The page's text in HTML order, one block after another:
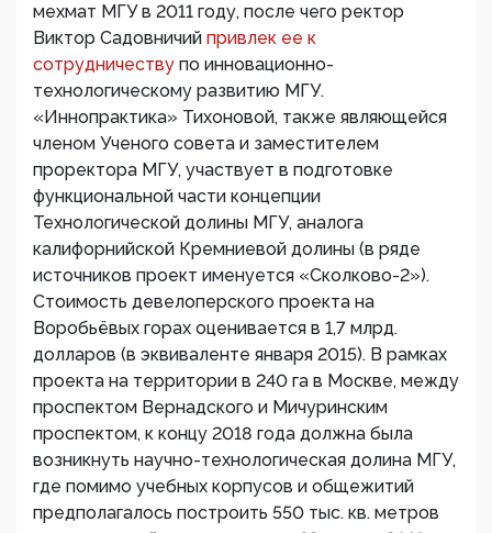
мехмат МГУ в 2011 году, после чего ректор
Виктор Садовничий привлек ее к
сотрудничеству по инновационно-
технологическому развитию МГУ.
«Иннопрактика» Тихоновой, также являющейся
членом Ученого совета и заместителем
проректора МГУ, участвует в подготовке
функциональной части концепции
Технологической долины МГУ, аналога
калифорнийской Кремниевой долины (в ряде
источников проект именуется «Сколково-2»).
Стоимость девелоперского проекта на
Воробьёвых горах оценивается в 1,7 млрд.
долларов (в эквиваленте января 2015). В рамках
проекта на территории в 240 га в Москве, между
проспектом Вернадского и Мичуринским
проспектом, к концу 2018 года должна была
возникнуть научно-технологическая долина МГУ,
где помимо учебных корпусов и общежитий
предполагалось построить 550 тыс. кв. метров